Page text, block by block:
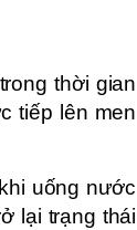
thời gian
tiếp lên men
uống nước
lại trạng thái